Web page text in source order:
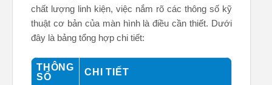
chất lượng linh kiện, việc nắm rõ các thông số kỹ
thuật cơ bản của màn hình là điều cần thiết. Dưới
đây là bảng tổng hợp chi tiết:
THÔNG
SỐ
CHI TIẾT